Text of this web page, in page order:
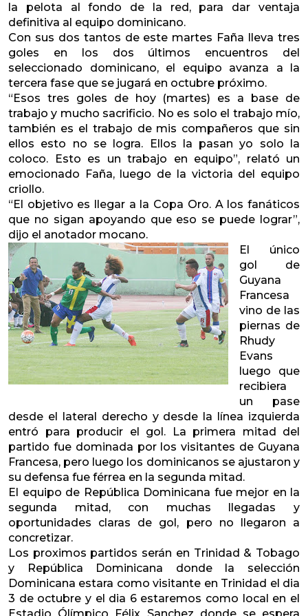
la pelota al fondo de la red, para dar ventaja
definitiva al equipo dominicano.
Con sus dos tantos de este martes Faña lleva tres
goles en los dos últimos encuentros del
seleccionado dominicano, el equipo avanza a la
tercera fase que se jugará en octubre próximo.
“Esos tres goles de hoy (martes) es a base de
trabajo y mucho sacrificio. No es solo el trabajo mío,
también es el trabajo de mis compañeros que sin
ellos esto no se logra. Ellos la pasan yo solo la
coloco. Esto es un trabajo en equipo”, relató un
emocionado Faña, luego de la victoria del equipo
criollo.
“El objetivo es llegar a la Copa Oro. A los fanáticos
que no sigan apoyando que eso se puede lograr”,
dijo el anotador mocano.
El único
gol de
Guyana
Francesa
vino de las
piernas de
Rhudy
Evans
luego que
recibiera
un pase
desde el lateral derecho y desde la línea izquierda
entró para producir el gol. La primera mitad del
partido fue dominada por los visitantes de Guyana
Francesa, pero luego los dominicanos se ajustaron y
su defensa fue férrea en la segunda mitad.
El equipo de República Dominicana fue mejor en la
segunda mitad, con muchas llegadas y
oportunidades claras de gol, pero no llegaron a
concretizar.
Los proximos partidos serán en Trinidad & Tobago
y República Dominicana donde la selección
Dominicana estara como visitante en Trinidad el dia
3 de octubre y el dia 6 estaremos como local en el